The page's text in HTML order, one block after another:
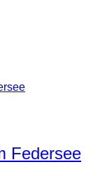
Federsee